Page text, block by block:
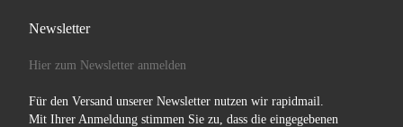
Newsletter
Hier zum Newsletter anmelden
Für den Versand unserer Newsletter nutzen wir rapidmail.
Mit Ihrer Anmeldung stimmen Sie zu, dass die eingegebenen